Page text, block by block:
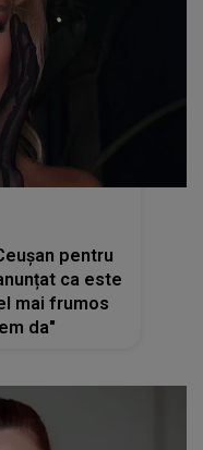
pentru
ca este
mai frumos
da"